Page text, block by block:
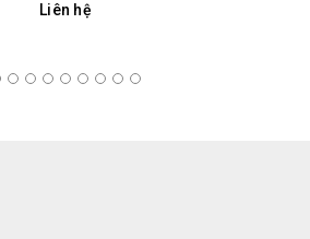
Liên hệ